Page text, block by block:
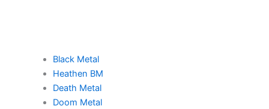
Black Metal
Heathen BM
Death Metal
Doom Metal